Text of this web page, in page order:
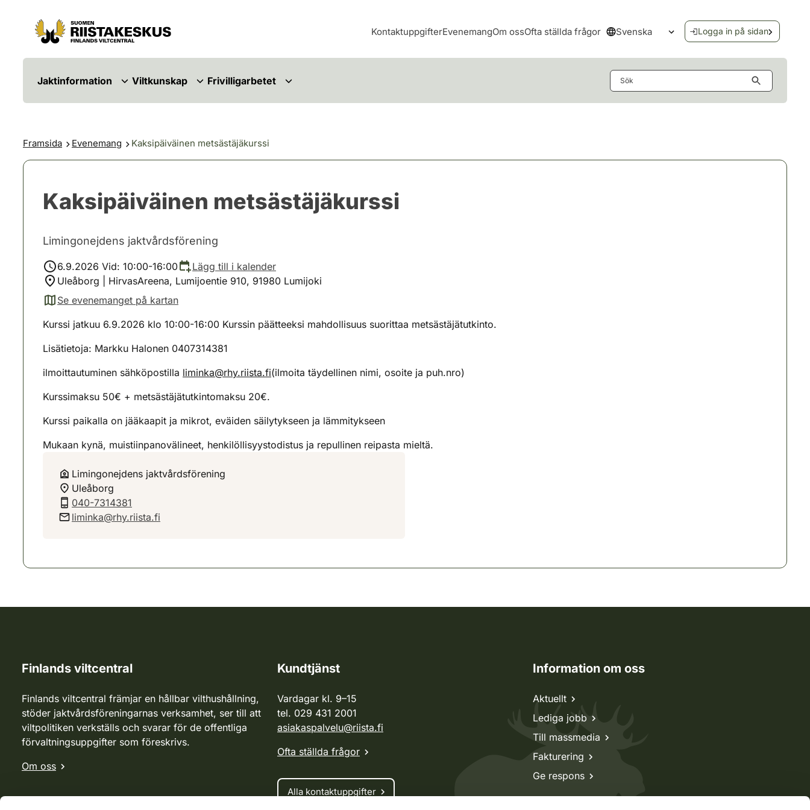
Hoppa till innehåll
Gå till webbplatskartan
KontaktuppgifterEvenemangOm ossOfta ställda frågor Svenska
Öppna språkmenyn
Logga in på sidan
Jaktinformation Viltkunskap Frivilligarbetet
Framsida Evenemang Kaksipäiväinen metsästäjäkurssi
Kaksipäiväinen metsästäjäkurssi
Limingonejdens jaktvårdsförening
6.9.2026 Vid: 10:00-16:00
Lägg till i kalender
Uleåborg | HirvasAreena, Lumijoentie 910, 91980 Lumijoki
Se evenemanget på kartan
(avautuu uuteen välilehteen)
Kurssi jatkuu 6.9.2026 klo 10:00-16:00 Kurssin päätteeksi mahdollisuus suorittaa metsästäjätutkinto.
Lisätietoja: Markku Halonen 0407314381
ilmoittautuminen sähköpostilla liminka@rhy.riista.fi(ilmoita täydellinen nimi, osoite ja puh.nro)
Kurssimaksu 50€ + metsästäjätutkintomaksu 20€.
Kurssi paikalla on jääkaapit ja mikrot, eväiden säilytykseen ja lämmitykseen
Mukaan kynä, muistiinpanovälineet, henkilöllisyystodistus ja repullinen reipasta mieltä.
Limingonejdens jaktvårdsförening
Uleåborg
040-7314381
liminka@rhy.riista.fi
Finlands viltcentral
Finlands viltcentral främjar en hållbar vilthushållning,
stöder jaktvårdsföreningarnas verksamhet, ser till att
viltpolitiken verkställs och svarar för de offentliga
förvaltningsuppgifter som föreskrivs.
Om oss
Kundtjänst
Vardagar kl. 9–15
tel. 029 431 2001
asiakaspalvelu@riista.fi
Ofta ställda frågor
Alla kontaktuppgifter
Information om oss
Aktuellt
Lediga jobb
Till massmedia
Fakturering
Ge respons